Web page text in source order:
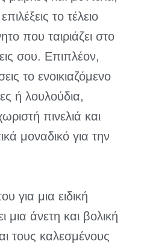
το τέλειο
που ταιριάζει στο
σου. Επιπλέον,
το ενοικιαζόμενο
ή λουλούδια,
πινελιά και
μοναδικό για την
για μια ειδική
μια άνετη και βολική
τους καλεσμένους